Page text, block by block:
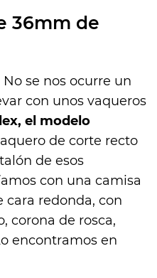
36mm de
se nos ocurre un
con unos vaqueros
el modelo
de corte recto
de esos
con una camisa
cara redonda, con
corona de rosca,
encontramos en